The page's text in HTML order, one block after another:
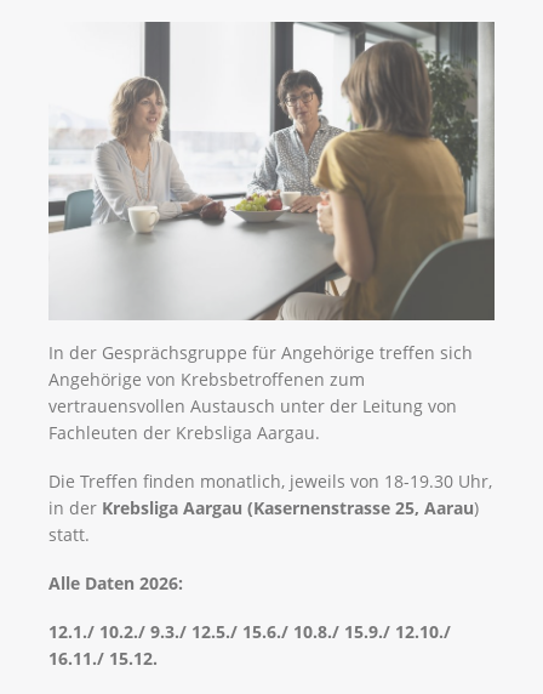
In der Gesprächsgruppe für Angehörige treffen sich
Angehörige von Krebsbetroffenen zum
vertrauensvollen Austausch unter der Leitung von
Fachleuten der Krebsliga Aargau.
Die Treffen finden monatlich, jeweils von 18-19.30 Uhr,
in der Krebsliga Aargau (Kasernenstrasse 25, Aarau)
statt.
Alle Daten 2026:
12.1./ 10.2./ 9.3./ 12.5./ 15.6./ 10.8./ 15.9./ 12.10./
16.11./ 15.12.